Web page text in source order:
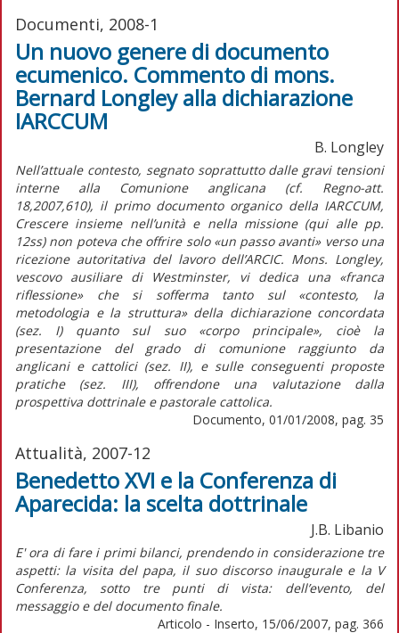
Documenti, 2008-1
Un nuovo genere di documento
ecumenico. Commento di mons.
Bernard Longley alla dichiarazione
IARCCUM
B. Longley
Nell’attuale contesto, segnato soprattutto dalle gravi tensioni
interne alla Comunione anglicana (cf. Regno-att.
18,2007,610), il primo documento organico della IARCCUM,
Crescere insieme nell’unità e nella missione (qui alle pp.
12ss) non poteva che offrire solo «un passo avanti» verso una
ricezione autoritativa del lavoro dell’ARCIC. Mons. Longley,
vescovo ausiliare di Westminster, vi dedica una «franca
riflessione» che si sofferma tanto sul «contesto, la
metodologia e la struttura» della dichiarazione concordata
(sez. I) quanto sul suo «corpo principale», cioè la
presentazione del grado di comunione raggiunto da
anglicani e cattolici (sez. II), e sulle conseguenti proposte
pratiche (sez. III), offrendone una valutazione dalla
prospettiva dottrinale e pastorale cattolica.
Documento, 01/01/2008, pag. 35
Attualità, 2007-12
Benedetto XVI e la Conferenza di
Aparecida: la scelta dottrinale
J.B. Libanio
E' ora di fare i primi bilanci, prendendo in considerazione tre
aspetti: la visita del papa, il suo discorso inaugurale e la V
Conferenza, sotto tre punti di vista: dell’evento, del
messaggio e del documento finale.
Articolo - Inserto, 15/06/2007, pag. 366